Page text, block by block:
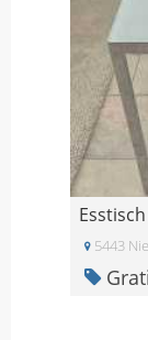
5443